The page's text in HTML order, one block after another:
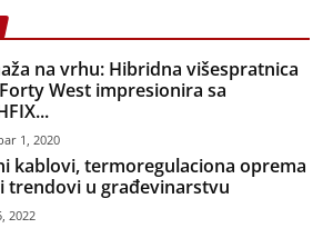
na vrhu: Hibridna višespratnica
West impresionira sa
1, 2020
kablovi, termoregulaciona oprema
trendovi u građevinarstvu
2022